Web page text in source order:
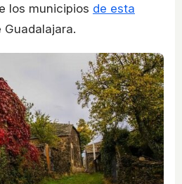
los municipios de esta
Guadalajara.